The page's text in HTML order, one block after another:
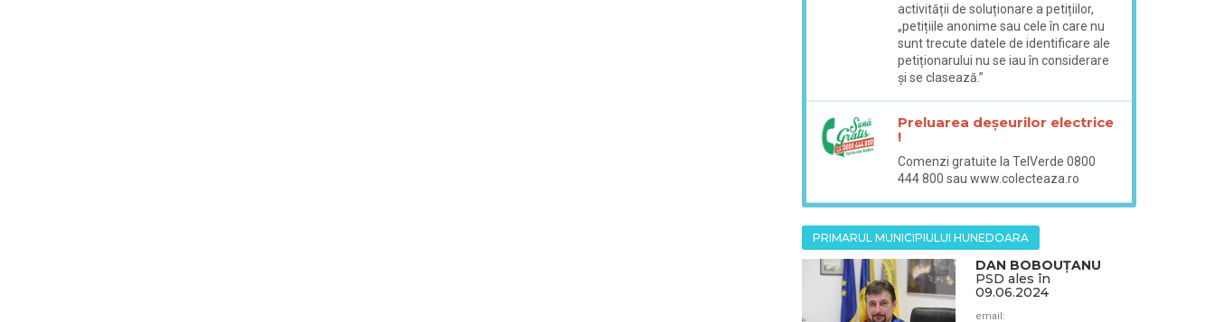
activității de soluționare a petițiilor,
„petițiile anonime sau cele în care nu
sunt trecute datele de identificare ale
petiționarului nu se iau în considerare
și se clasează.”
Preluarea deșeurilor electrice
!
Comenzi gratuite la TelVerde 0800
444 800 sau www.colecteaza.ro
PRIMARUL MUNICIPIULUI HUNEDOARA
DAN BOBOUȚANU
PSD ales în
09.06.2024
email: